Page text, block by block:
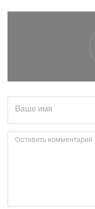
Ваше имя
Оставить комментарий